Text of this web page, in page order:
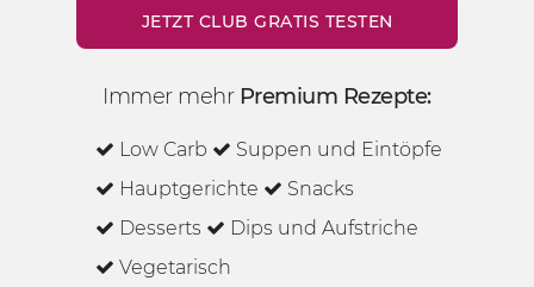
JETZT CLUB GRATIS TESTEN
Immer mehr Premium Rezepte:
Low Carb
Suppen und Eintöpfe
Hauptgerichte
Snacks
Desserts
Dips und Aufstriche
Vegetarisch